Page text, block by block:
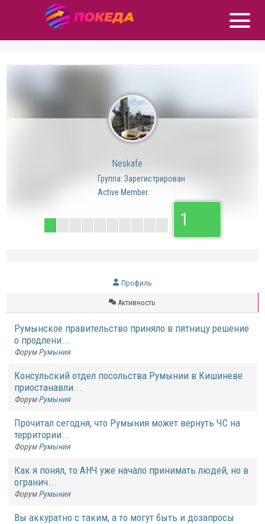
Neskafe
Группа: Зарегистрирован
Active Member
1
Профиль
Активность
Румынское правительство приняло в пятницу решение
о продлени...
Форум Румыния
Консульский отдел посольства Румынии в Кишиневе
приостанавли...
Форум Румыния
Прочитал сегодня, что Румыния может вернуть ЧС на
территории...
Форум Румыния
Как я понял, то АНЧ уже начало принимать людей, но в
огранич...
Форум Румыния
Вы аккуратно с таким, а то могут быть и дозапросы